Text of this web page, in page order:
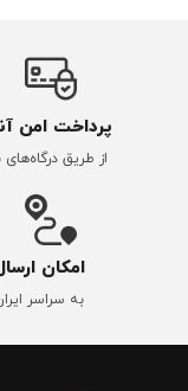
پرداخت امن
از طریق درگاه‌های
امکان
به سراسر